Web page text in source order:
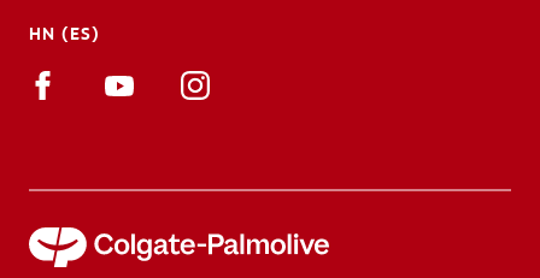
HN (ES)